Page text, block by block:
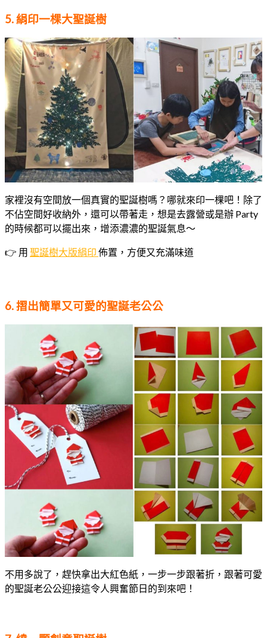
5. 絹印一棵大聖誕樹
家裡沒有空間放一個真實的聖誕樹嗎？哪就來印一棵吧！除了
不佔空間好收納外，還可以帶著走，想是去露營或是辦 Party
的時候都可以擺出來，增添濃濃的聖誕氣息～
👉 用 聖誕樹大版絹印 佈置，方便又充滿味道
6. 摺出簡單又可愛的聖誕老公公
不用多說了，趕快拿出大紅色紙，一步一步跟著折，跟著可愛
的聖誕老公公迎接這令人興奮節日的到來吧！